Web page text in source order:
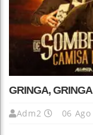
GRINGA,
Adm2 06